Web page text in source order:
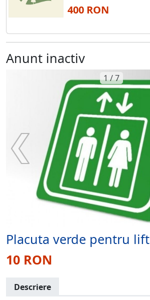
400 RON
Anunt inactiv
1 / 7
Placuta verde pentru lift
10 RON
Descriere